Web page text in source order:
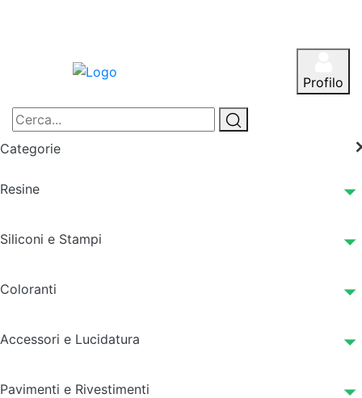
Profilo
Categorie
Resine
Siliconi e Stampi
Coloranti
Accessori e Lucidatura
Pavimenti e Rivestimenti